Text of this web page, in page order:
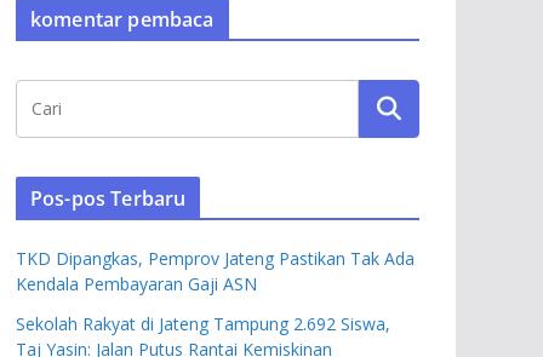
komentar pembaca
Pos-pos Terbaru
TKD Dipangkas, Pemprov Jateng Pastikan Tak Ada
Kendala Pembayaran Gaji ASN
Sekolah Rakyat di Jateng Tampung 2.692 Siswa,
Taj Yasin: Jalan Putus Rantai Kemiskinan